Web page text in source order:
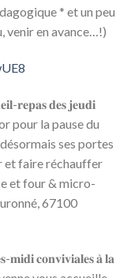
* et un peu
venir en avance…!)
𝐫𝐞𝐩𝐚𝐬 𝐝𝐞𝐬 𝐣𝐞𝐮𝐝𝐢
pour la pause du
ses portes
et faire réchauffer
et four & micro-
67100
𝐜𝐨𝐧𝐯𝐢𝐯𝐢𝐚𝐥𝐞𝐬 𝐚̀ 𝐥𝐚